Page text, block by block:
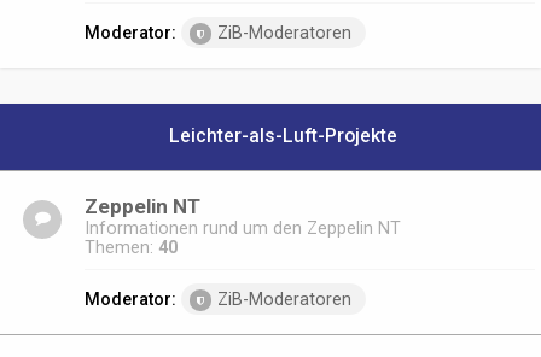
Moderator: ZiB-Moderatoren
Leichter-als-Luft-Projekte
Zeppelin NT
Informationen rund um den Zeppelin NT
Themen: 40
Moderator: ZiB-Moderatoren